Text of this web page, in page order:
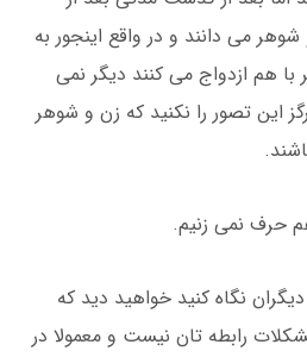
می دانند و در واقع اینجور به
هم ازدواج می کنند دیگر نمی
این تصور را نکنید که زن و شوهر
حرف نمی زنیم.
نگاه کنید خواهید دید که
رابطه تان نیست و معمولا در